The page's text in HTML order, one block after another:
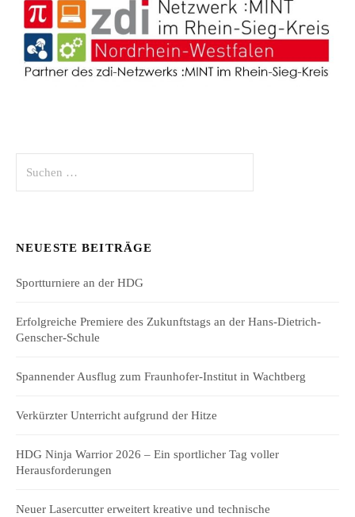
nach:
NEUESTE BEITRÄGE
Sportturniere an der HDG
Erfolgreiche Premiere des Zukunftstags an der Hans-Dietrich-
Genscher-Schule
Spannender Ausflug zum Fraunhofer-Institut in Wachtberg
Verkürzter Unterricht aufgrund der Hitze
HDG Ninja Warrior 2026 – Ein sportlicher Tag voller
Herausforderungen
Neuer Lasercutter erweitert kreative und technische